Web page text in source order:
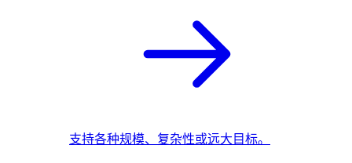
支持各种规模、复杂性或远大目标。